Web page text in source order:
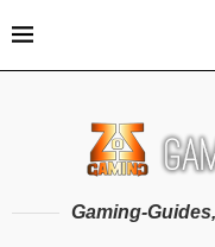
Gaming-